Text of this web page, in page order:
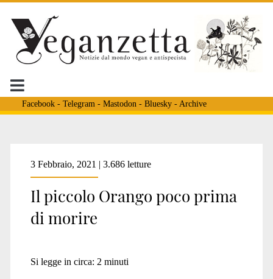
Facebook- Telegram - Mastodon - Bluesky- Archive
3 Febbraio, 2021 | 3.686 letture
Il piccolo Orango poco prima
di morire
Si legge in circa: 2 minuti